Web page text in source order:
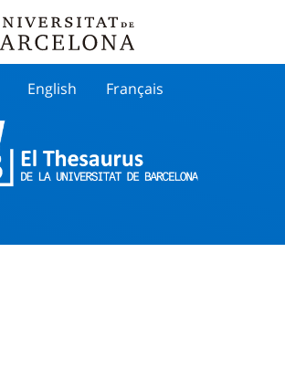
English Français